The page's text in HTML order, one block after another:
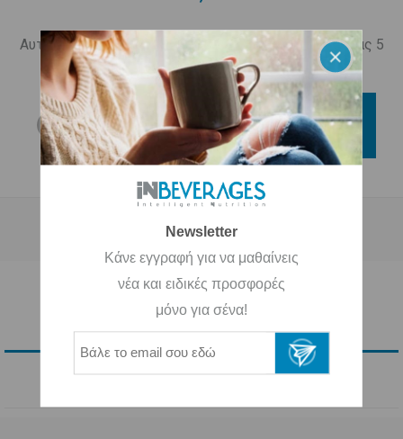
Αυτό το προϊόν έχει ελάχιστη ποσότητα παραγγελίας 5
τεμαχίων
ΑΓΟΡΑ
Newsletter
Κάνε εγγραφή για να μαθαίνεις
νέα και ειδικές προσφορές
μόνο για σένα!